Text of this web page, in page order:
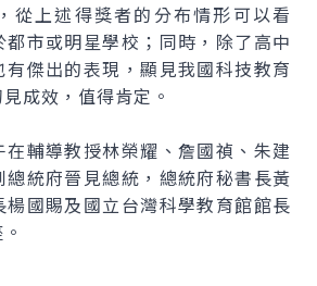
上述得獎者的分布情形可以看
市或明星學校；同時，除了高中
傑出的表現，顯見我國科技教育
成效，值得肯定。
輔導教授林榮耀、詹國禎、朱建
統府晉見總統，總統府秘書長黃
楊國賜及國立台灣科學教育館館長